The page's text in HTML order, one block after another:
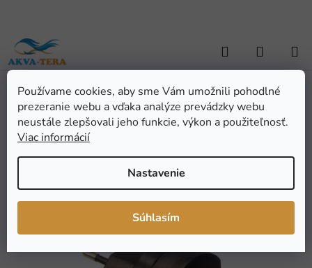
Používame cookies, aby sme Vám umožnili pohodlné
prezeranie webu a vďaka analýze prevádzky webu
neustále zlepšovali jeho funkcie, výkon a použiteľnosť.
Viac informácií
Nastavenie
Súhlasím
obsah
Hľadať
KOŠÍK
Domov / AKVARISTIKA / Pomôcky a doplnky / Kŕmidlá / Trafo pre
OASE FishGuard
Trafo pre OASE FishGuard
Priemerné
produktu
0,0
z
NeohodnotenéPodrobnosti hodnotenia